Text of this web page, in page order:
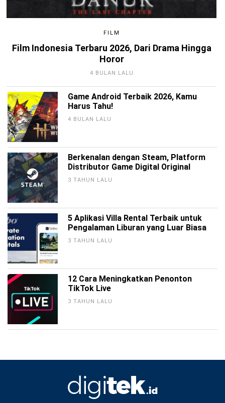
FILM
Film Indonesia Terbaru 2026, Dari Drama Hingga
Horor
4 BULAN LALU
Game Android Terbaik 2026, Kamu
Harus Tahu!
4 BULAN LALU
Berkenalan dengan Steam, Platform
Distributor Game Digital Original
3 TAHUN LALU
5 Aplikasi Villa Rental Terbaik untuk
Pengalaman Liburan yang Luar Biasa
3 TAHUN LALU
12 Cara Meningkatkan Penonton
TikTok Live
3 TAHUN LALU